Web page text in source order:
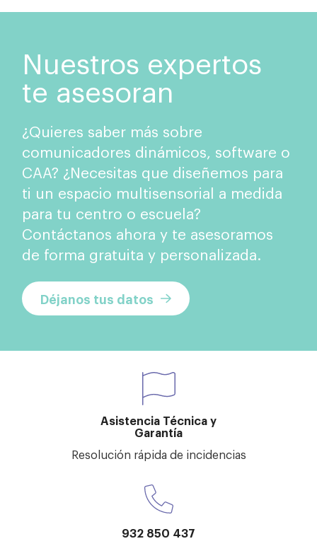
Nuestros expertos
te asesoran
¿Quieres saber más sobre
comunicadores dinámicos, software o
CAA? ¿Necesitas que diseñemos para
ti un espacio multisensorial a medida
para tu centro o escuela?
Contáctanos ahora y te asesoramos
de forma gratuita y personalizada.
Déjanos tus datos
Asistencia Técnica y
Garantía
Resolución rápida de incidencias
932 850 437